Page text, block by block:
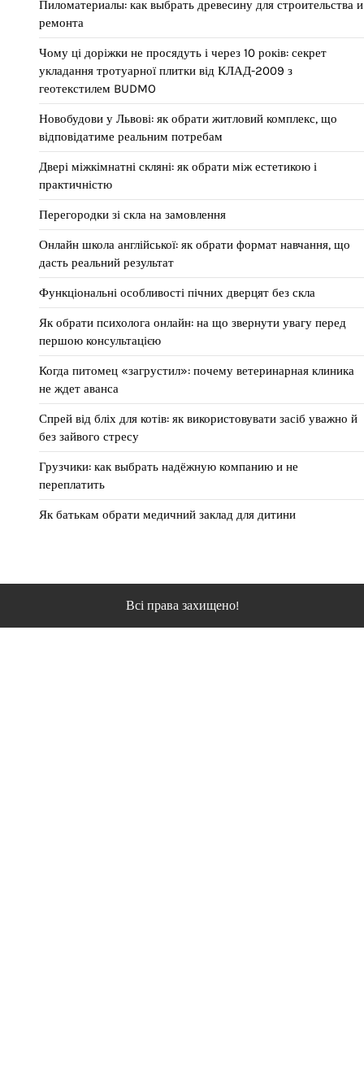
Пиломатериалы: как выбрать древесину для строительства и
ремонта
Чому ці доріжки не просядуть і через 10 років: секрет
укладання тротуарної плитки від КЛАД-2009 з
геотекстилем BUDMO
Новобудови у Львові: як обрати житловий комплекс, що
відповідатиме реальним потребам
Двері міжкімнатні скляні: як обрати між естетикою і
практичністю
Перегородки зі скла на замовлення
Онлайн школа англійської: як обрати формат навчання, що
дасть реальний результат
Функціональні особливості пічних дверцят без скла
Як обрати психолога онлайн: на що звернути увагу перед
першою консультацією
Когда питомец «загрустил»: почему ветеринарная клиника
не ждет аванса
Спрей від бліх для котів: як використовувати засіб уважно й
без зайвого стресу
Грузчики: как выбрать надёжную компанию и не
переплатить
Як батькам обрати медичний заклад для дитини
Всі права захищено!